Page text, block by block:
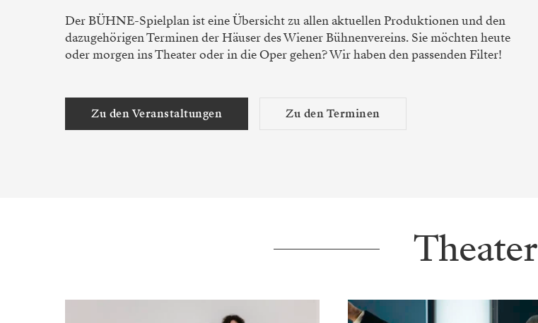
Der BÜHNE-Spielplan ist eine Übersicht zu allen aktuellen Produktionen und den
dazugehörigen Terminen der Häuser des Wiener Bühnenvereins. Sie möchten heute
oder morgen ins Theater oder in die Oper gehen? Wir haben den passenden Filter!
Zu den Veranstaltungen Zu den Terminen
Theater